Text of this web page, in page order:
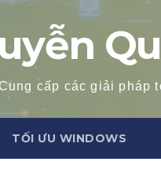
cấp các giải
TỐI ƯU WINDOWS